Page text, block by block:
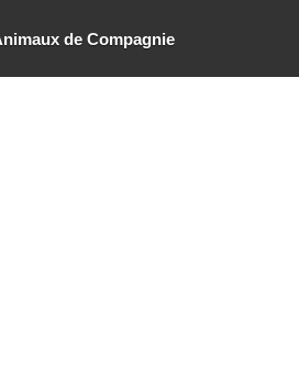
de Compagnie